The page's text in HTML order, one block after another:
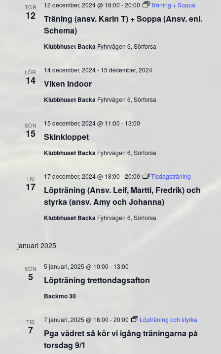
TOR
12
Träning (ansv. Karin T) + Soppa (Ansv. enl.
Schema)
12 december, 2024 @ 18:00 -20:00 Träning + Soppa
Klubbhuset Backa Fyhrvägen 6, Sörforsa
LÖR
14 Viken Indoor
14 december, 2024- 15 december, 2024
Klubbhuset Backa Fyhrvägen 6, Sörforsa
SÖN
15 Skinkloppet
15 december, 2024 @ 11:00 - 13:00
Klubbhuset Backa Fyhrvägen 6, Sörforsa
TIS
17
Löpträning (Ansv. Leif, Martti, Fredrik) och
styrka (ansv. Amy och Johanna)
17 december, 2024 @ 18:00 -20:00 Tisdagsträning
Klubbhuset Backa Fyhrvägen 6, Sörforsa
januari 2025
SÖN
5 Löpträning trettondagsafton
5 januari, 2025 @ 10:00 - 13:00
Backmo 30
TIS
7
Pga vädret så kör vi igång träningarna på
torsdag 9/1
7 januari, 2025 @ 18:00 -20:00 Löpträning och styrka